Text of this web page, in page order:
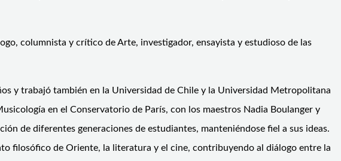
columnista y crítico de Arte, investigador, ensayista y estudioso de las
y trabajó también en la Universidad de Chile y la Universidad Metropolitana
en el Conservatorio de París, con los maestros Nadia Boulanger y
de diferentes generaciones de estudiantes, manteniéndose fiel a sus ideas.
filosófico de Oriente, la literatura y el cine, contribuyendo al diálogo entre la